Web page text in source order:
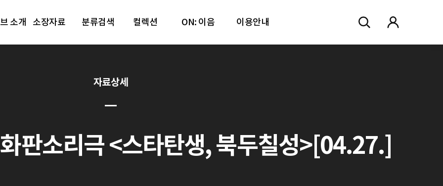
소개 소장자료 분류검색 컬렉션 ON: 이음 이용안내
자료상세
판소리극 <스타탄생, 북두칠성>[04.27.]